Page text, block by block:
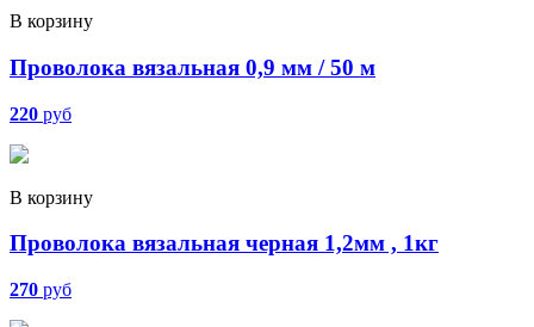
В корзину
Проволока вязальная 0,9 мм / 50 м
220 руб
В корзину
Проволока вязальная черная 1,2мм , 1кг
270 руб